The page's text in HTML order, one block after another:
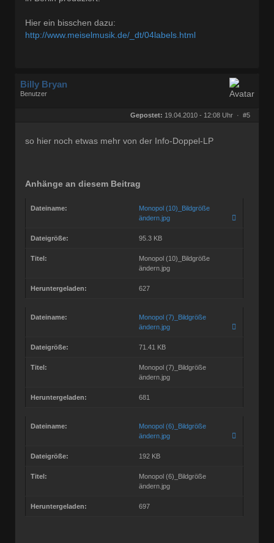
Hier ein bisschen dazu:
http://www.meiselmusik.de/_dt/04labels.html
Billy Bryan
Benutzer
Gepostet: 19.04.2010 - 12:08 Uhr · #5
so hier noch etwas mehr von der Info-Doppel-LP
Anhänge an diesem Beitrag
Dateiname:
Monopol (10)_Bildgröße
ändern.jpg
Dateigröße: 95.3 KB
Titel:
Monopol (10)_Bildgröße
ändern.jpg
Heruntergeladen: 627
Dateiname:
Monopol (7)_Bildgröße
ändern.jpg
Dateigröße: 71.41 KB
Titel:
Monopol (7)_Bildgröße
ändern.jpg
Heruntergeladen: 681
Dateiname:
Monopol (6)_Bildgröße
ändern.jpg
Dateigröße: 192 KB
Titel:
Monopol (6)_Bildgröße
ändern.jpg
Heruntergeladen: 697